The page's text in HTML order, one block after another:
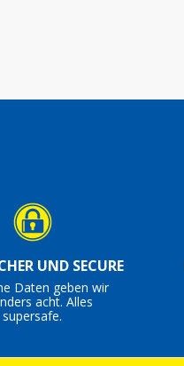
UND SECURE
Daten geben wir
acht. Alles
supersafe.